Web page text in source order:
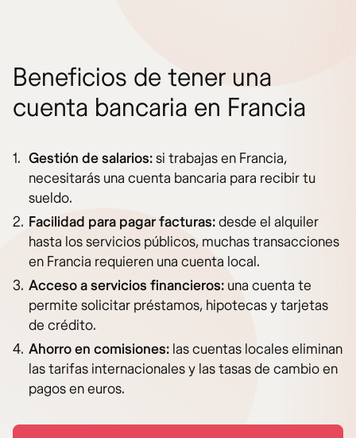
Beneficios de tener una
cuenta bancaria en Francia
Gestión de salarios:si trabajas en Francia,
necesitarás una cuenta bancaria para recibir tu
sueldo.
Facilidad para pagar facturas:desde el alquiler
hasta los servicios públicos, muchas transacciones
en Francia requieren una cuenta local.
Acceso a servicios financieros: una cuenta te
permite solicitar préstamos, hipotecas y tarjetas
de crédito.
Ahorro en comisiones: las cuentas locales eliminan
las tarifas internacionales y las tasas de cambio en
pagos en euros.